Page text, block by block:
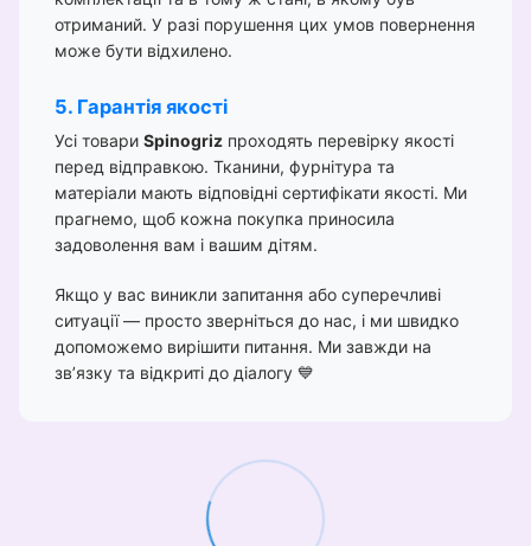
отриманий. У разі порушення цих умов повернення
може бути відхилено.
5. Гарантія якості
Усі товари Spinogriz проходять перевірку якості
перед відправкою. Тканини, фурнітура та
матеріали мають відповідні сертифікати якості. Ми
прагнемо, щоб кожна покупка приносила
задоволення вам і вашим дітям.
Якщо у вас виникли запитання або суперечливі
ситуації — просто зверніться до нас, і ми швидко
допоможемо вирішити питання. Ми завжди на
зв’язку та відкриті до діалогу 💙